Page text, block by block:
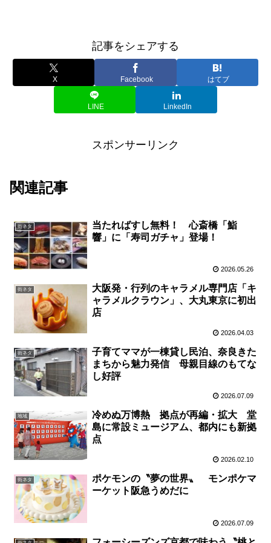
記事をシェアする
X Facebook はてブ
LINE LinkedIn
スポンサーリンク
関連記事
街ネタ
当たればすし無料！ 心斎橋「鮨
響」に「寿司ガチャ」登場！
2026.05.26
街ネタ
大阪発・行列のキャラメル専門店「キ
ャラメルクラウン」、大丸東京に初出
店
2026.04.03
街ネタ
子育てママが一棟貸し民泊、奈良きた
まちから魅力発信 母親目線のもてな
し好評
2026.07.09
地域
冷めぬ万博熱 拠点が再編・拡大 堂
島に常設ミュージアム、都内にも新拠
点
2026.02.10
街ネタ
ポケモンの〝夢の世界〟 モンポケマ
ーケット阪急うめだに
2026.07.09